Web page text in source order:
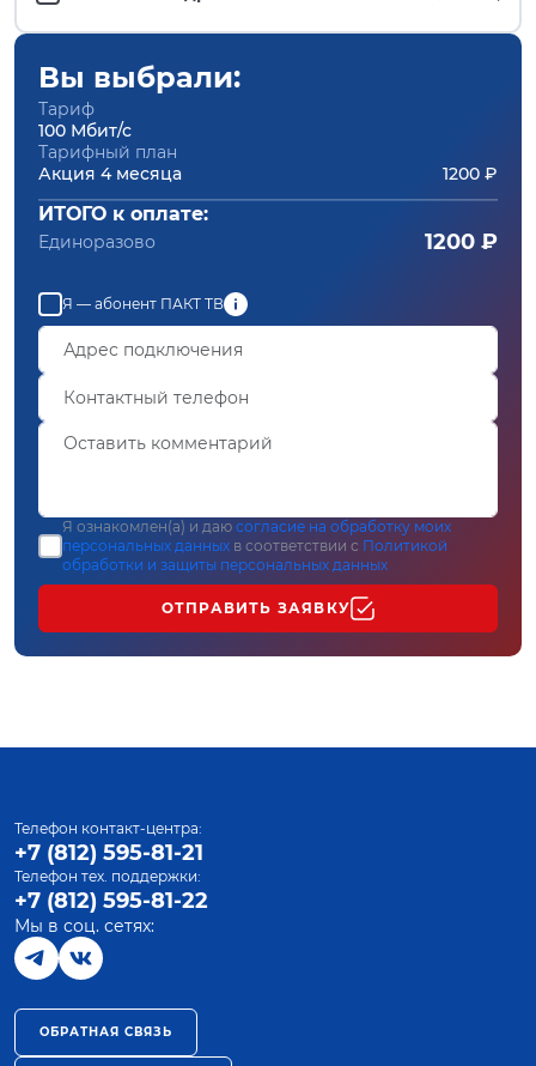
Вы выбрали:
Тариф
100 Мбит/с
Тарифный план
Акция 4 месяца
1200 ₽
ИТОГО к оплате:
Единоразово 1200 ₽
Я — абонент ПАКТ ТВ
Я ознакомлен(а) и даю согласие на обработку моих
персональных данных в соответствии с Политикой
обработки и защиты персональных данных
ОТПРАВИТЬ ЗАЯВКУ
Телефон контакт-центра:
+7 (812) 595-81-21
Телефон тех. поддержки:
+7 (812) 595-81-22
Мы в соц. сетях:
ОБРАТНАЯ СВЯЗЬ